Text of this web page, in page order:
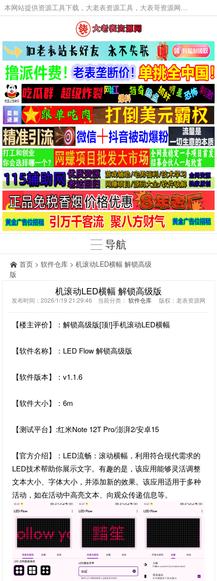
本网站提供资源工具下载，大老表资源工具，大表哥资源网软件工具，大老表资源下载，活动线报福利资源分享,活动线报，大型网游经典游戏，网络热门技术游戏辅助交流与分享。
导航
首页 > 软件仓库 > 机滚动LED横幅 解锁高级
版
机滚动LED横幅 解锁高级版
发布时间：2026/1/19 21:29:46 当前分类： 软件仓库 版权：老表资源网
【楼主评价】：解锁高级版[顶!]手机滚动LED横幅
【软件名称】：LED Flow 解锁高级版
【软件版本】：v1.1.6
【软件大小】：6m
【测试平台】:红米Note 12T Pro/澎湃2/安卓15
【官方介绍】：LED流畅：滚动横幅，利用符合现代需求的
LED技术帮助你展示文字。有趣的是，该应用能够灵活调整
文本大小、字体大小，并添加新的效果。该应用适用于多种
活动，如在活动中高亮文本、向观众传递信息等。